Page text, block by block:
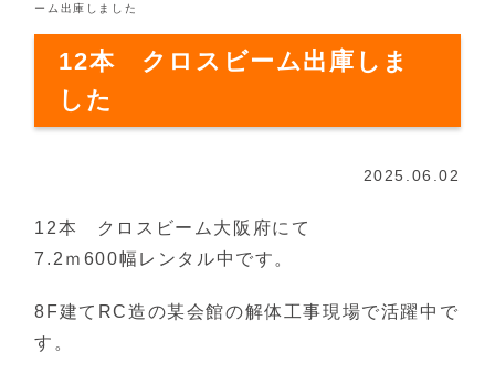
ーム出庫しました
12本 クロスビーム出庫しま
した
2025.06.02
12本 クロスビーム大阪府にて
7.2ｍ600幅レンタル中です。
8F建てRC造の某会館の解体工事現場で活躍中で
す。